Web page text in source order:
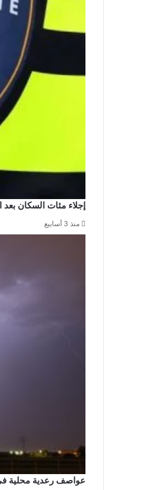
إجلاء مئات السكان
منذ 3 أسابيع
عواصف رعدية محلية